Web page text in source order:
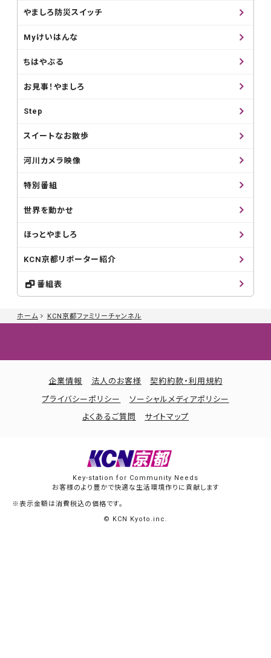
ホーム KCN京都ファミリーチャンネル
やましろ防災スイッチ
Myけいはんな
ちはやぶる
お見事！やましろ
Step
スイートなお散歩
河川カメラ映像
特別番組
世界を動かせ
ほっとやましろ
KCN京都リポーター紹介
番組表
企業情報 法人のお客様
契約約款・利用規約
プライバシーポリシー
ソーシャルメディアポリシー
よくあるご質問
サイトマップ
Key-station for Community Needs
お客様のより豊かで快適な生活環境作りに貢献します
※表示金額は消費税込の価格です。
© KCN Kyoto.inc.